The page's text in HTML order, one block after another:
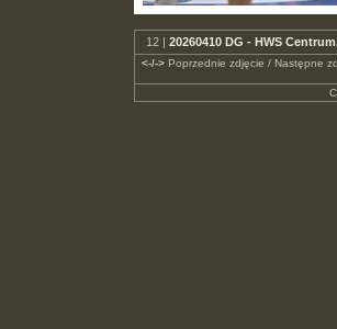
12 | 20260410 DG - HWS
<-/->Poprzednie zdjęcie / Następne